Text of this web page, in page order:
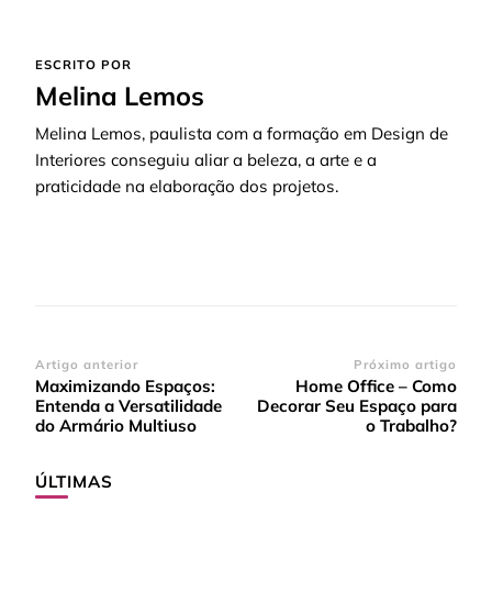
ESCRITO POR
Melina Lemos
Melina Lemos, paulista com a formação em Design de
Interiores conseguiu aliar a beleza, a arte e a
praticidade na elaboração dos projetos.
Navegação
de
post
Artigo anterior
Maximizando Espaços:
Entenda a Versatilidade
do Armário Multiuso
Próximo artigo
Home Office – Como
Decorar Seu Espaço para
o Trabalho?
ÚLTIMAS